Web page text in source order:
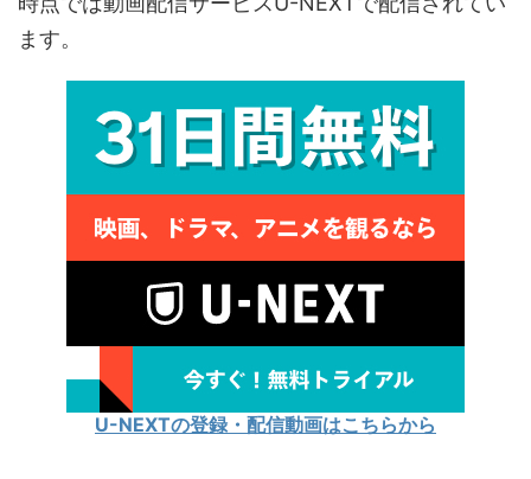
ます。
U-NEXTの登録・配信動画はこちらから